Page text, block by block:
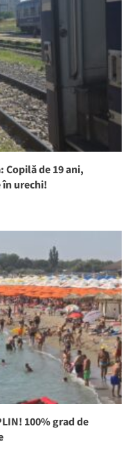
Copilă de 19 ani,
în urechi!
100% grad de